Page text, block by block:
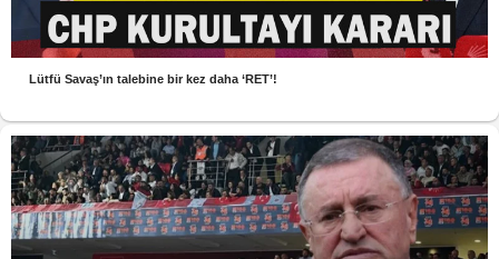
Lütfü Savaş’ın talebine bir kez daha ‘RET’!